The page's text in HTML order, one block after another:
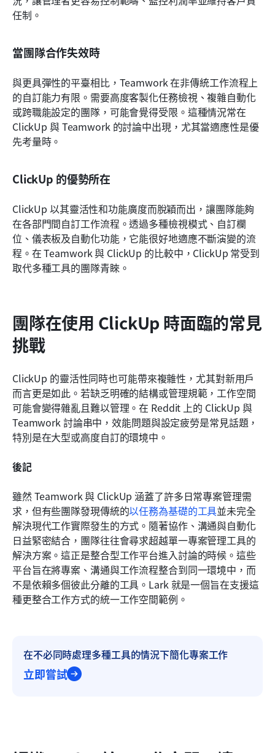
任制。
當團隊合作失效時
與更具彈性的平臺相比，Teamwork 在非傳統工作流程上
的自訂能力有限。需要高度客製化任務檢視、複雜自動化
或跨職能設定的團隊，可能會覺得受限。這種情況常在
ClickUp 與 Teamwork 的討論中出現，尤其當適應性是優
先考量時。
ClickUp 的優勢所在
ClickUp 以其靈活性和功能廣度而脫穎而出，讓團隊能夠
在各部門間自訂工作流程。透過多種檢視模式、自訂欄
位、儀表板及自動化功能，它能很好地適應不斷演變的流
程。在 Teamwork 與 ClickUp 的比較中，ClickUp 常受到
取代多種工具的團隊青睞。
團隊在使用 ClickUp 時面臨的常見
挑戰
ClickUp 的靈活性同時也可能帶來複雜性，尤其對新用戶
而言更是如此。若缺乏明確的結構或管理規範，工作空間
可能會變得雜亂且難以管理。在 Reddit 上的 ClickUp 與
Teamwork 討論串中，效能問題與設定疲勞是常見話題，
特別是在大型或高度自訂的環境中。
後記
雖然 Teamwork 與 ClickUp 涵蓋了許多日常專案管理需
求，但有些團隊發現傳統的以任務為基礎的工具並未完全
解決現代工作實際發生的方式。隨著協作、溝通與自動化
日益緊密結合，團隊往往會尋求超越單一專案管理工具的
解決方案。這正是整合型工作平台進入討論的時候。這些
平台旨在將專案、溝通與工作流程整合到同一環境中，而
不是依賴多個彼此分離的工具。Lark 就是一個旨在支援這
種更整合工作方式的統一工作空間範例。
在不必同時處理多種工具的情況下簡化專案工作
立即嘗試